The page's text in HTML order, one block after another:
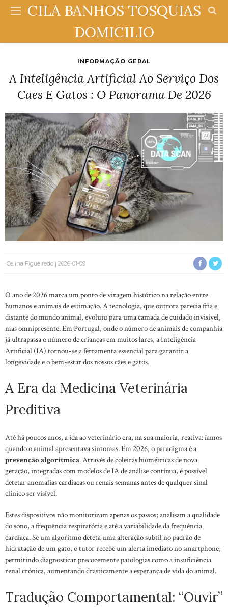
CILA BANHOS TOSQUIAS
DOMICILIO
INFORMAÇÃO GERAL
A Inteligência Artificial Ao Serviço Dos
Cães E Gatos : O Panorama De 2026
Celina Figueiredo 2026-01-09
O ano de 2026 marca um ponto de viragem histórico na relação entre
humanos e animais de estimação. A tecnologia, que outrora parecia fria e
distante do mundo animal, evoluiu para uma camada de cuidado invisível,
mas omnipresente. Em Portugal, onde o número de animais de companhia
já ultrapassa o número de crianças em muitos lares, a Inteligência
Artificial (IA) tornou-se a ferramenta essencial para garantir a
longevidade e o bem-estar dos nossos cães e gatos.
A Era da Medicina Veterinária
Preditiva
Até há poucos anos, a ida ao veterinário era, na sua maioria, reativa: íamos
quando o animal apresentava sintomas. Em 2026, o paradigma é a
prevenção algorítmica. Através de coleiras biométricas de nova
geração, integradas com modelos de IA de análise contínua, é possível
detetar anomalias cardíacas ou renais semanas antes de qualquer sinal
clínico ser visível.
Estes dispositivos não monitorizam apenas os passos; analisam a qualidade
do sono, a frequência respiratória e até a variabilidade da frequência
cardíaca. Se um algoritmo deteta uma alteração subtil no padrão de
hidratação de um gato, o tutor recebe um alerta imediato no smartphone,
permitindo diagnosticar precocemente patologias como a insuficiência
renal crónica, aumentando drasticamente a esperança de vida do animal.
Tradução Comportamental: “Ouvir”